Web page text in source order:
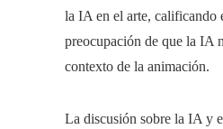
la IA en el arte, calificando
preocupación de que la IA
contexto de la animación.
La discusión sobre la IA y